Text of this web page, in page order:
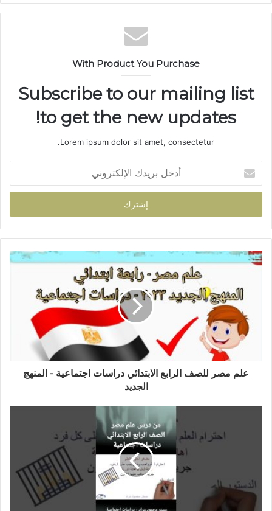
ق
ع
ا
و
ب
With Product You Purchase
Subscribe to our mailing list
to get the new updates!
Lorem ipsum dolor sit amet, consectetur.
خ
ب
ر
د
ك
علم مصر للصف الرابع الابتدائي دراسات اجتماعية - المنهج
الجديد